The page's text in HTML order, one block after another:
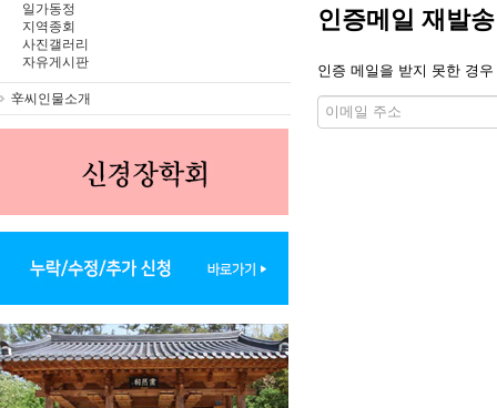
일가동정
지역종회
사진갤러리
자유게시판
辛씨인물소개
인증메일 재발송
인증 메일을 받지 못한 경